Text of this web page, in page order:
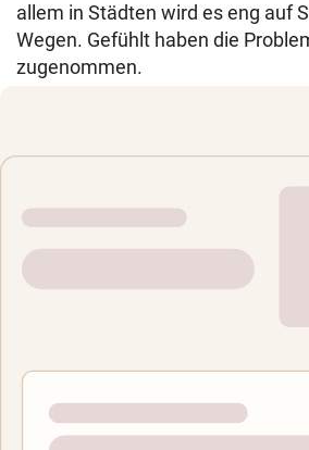
allem in Städten wird es eng auf
Wegen. Gefühlt haben die
zugenommen.